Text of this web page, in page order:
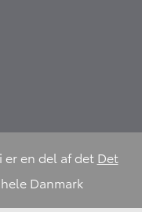
er en del af det Det
Danmark